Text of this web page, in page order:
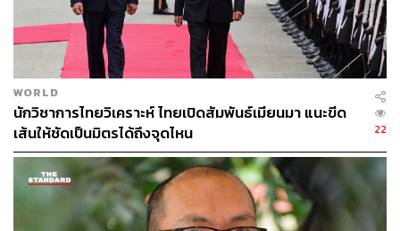
ข้อได้เปรียบประการแรกคือ ประเทศไทยมีความเป็น
นานาชาติสูง ไม่ได้จัดงานเพื่อคนไทยอย่างเดียว งานที่จัดใน
เวียดนามหรือมาเลเซีย ผู้ซื้อส่วนใหญ่ 80-90% คือคนในประ
เทศนั้นๆ “แต่สำหรับประเทศไทย งานที่จัดในประเทศไทยถือ
ได้ว่าเป็นตัวแทนของภูมิภาคอาเซียน ทำให้คนที่จะมาขาย
ของมองว่ามาที่ไทยแล้วเขาได้กลุ่มของอาเซียนไปด้วยโดย
อัตโนมัติ” ดร.ศุภวรรณ กล่าว
WORLD
นักวิชาการไทยวิเคราะห์ ไทยเปิดสัมพันธ์เมียนมา แนะขีด
เส้นให้ชัดเป็นมิตรได้ถึงจุดไหน
22